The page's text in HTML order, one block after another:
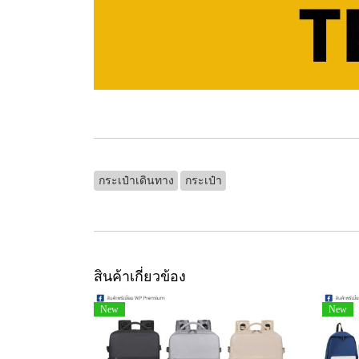
กระเป๋าเดินทาง กระเป๋า
สินค้าเกี่ยวข้อง
New New